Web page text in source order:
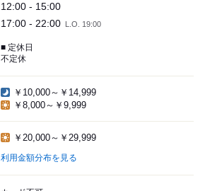
12:00 - 15:00
17:00 - 22:00 L.O. 19:00
■ 定休日
不定休
￥10,000～￥14,999
￥8,000～￥9,999
￥20,000～￥29,999
利用金額分布を見る